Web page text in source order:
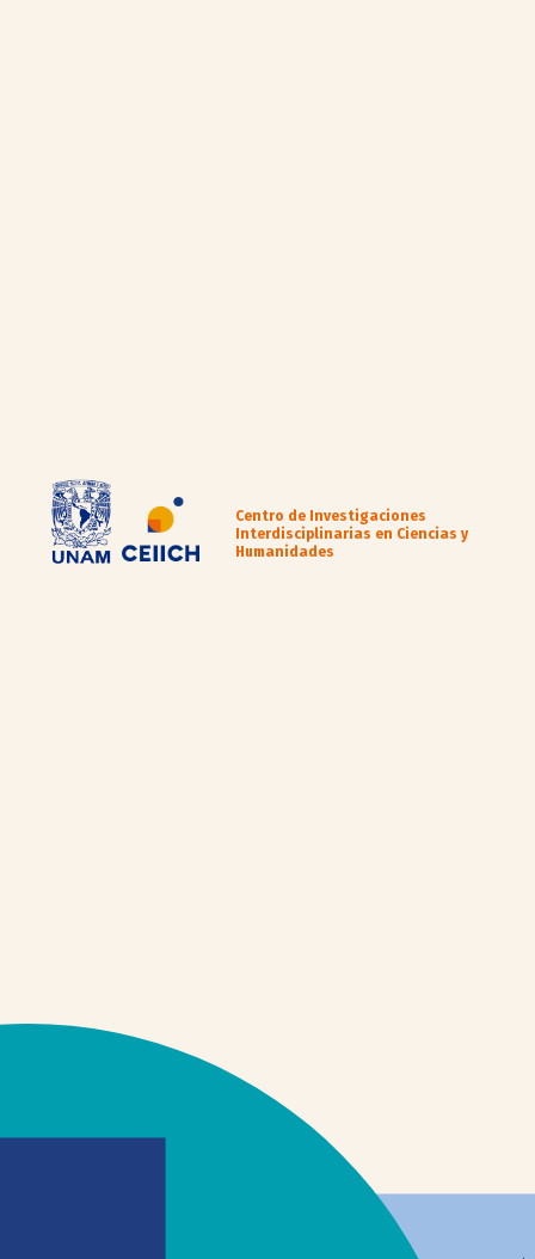
Centro de Investigaciones
Interdisciplinarias en Ciencias y
Humanidades